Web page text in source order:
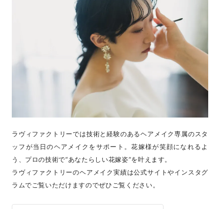
ラヴィファクトリーでは技術と経験のあるヘアメイク専属のスタ
ッフが当日のヘアメイクをサポート。花嫁様が笑顔になれるよ
う、プロの技術で“あなたらしい花嫁姿”を叶えます。
ラヴィファクトリーのヘアメイク実績は公式サイトやインスタグ
ラムでご覧いただけますのでぜひご覧ください。